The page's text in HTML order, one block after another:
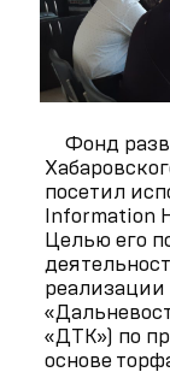
Фонд
посетил
Information
Целью его
реализации
«ДТК») по
основе